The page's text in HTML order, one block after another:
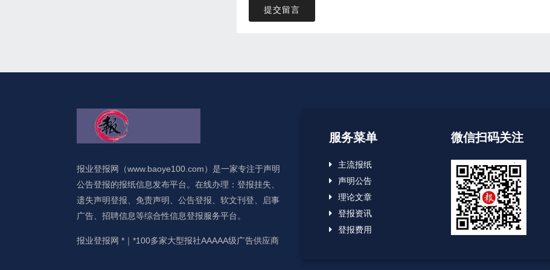
提交留言
报业登报网（www.baoye100.com）是一家专注于声明
公告登报的报纸信息发布平台。在线办理：登报挂失、
遗失声明登报、免责声明、公告登报、软文刊登、启事
广告、招聘信息等综合性信息登报服务平台。
报业登报网 *｜*100多家大型报社AAAAA级广告供应商
服务菜单
主流报纸
声明公告
理论文章
登报资讯
登报费用
微信扫码关注